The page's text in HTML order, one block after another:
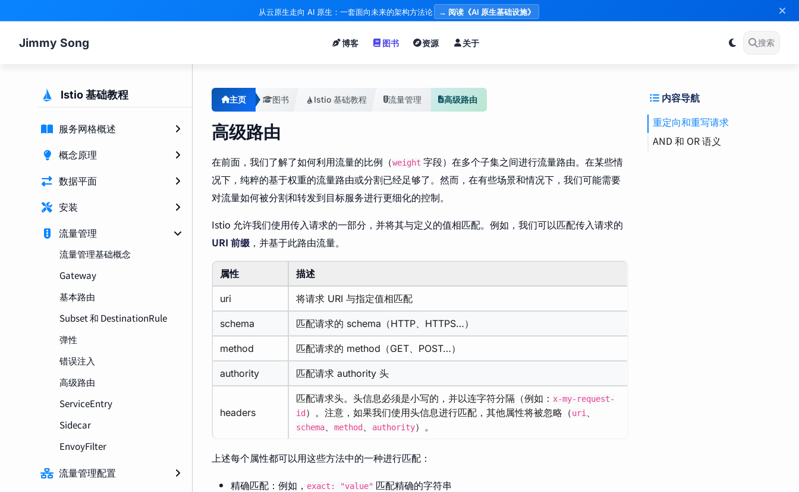
从云原生走向 AI 原生：一套面向未来的架构方法论 → 阅读《AI 原生基础设施》
Jimmy Song 博客 图书 资源 关于 搜索
Istio 基础教程
服务网格概述
概念原理
数据平面
安装
流量管理
流量管理基础概念
Gateway
基本路由
Subset 和 DestinationRule
弹性
错误注入
高级路由
ServiceEntry
Sidecar
EnvoyFilter
流量管理配置
主页 图书 Istio 基础教程 流量管理 高级路由
高级路由
在前面，我们了解了如何利用流量的比例（weight 字段）在多个子集之间进行流量路由。在某些情
况下，纯粹的基于权重的流量路由或分割已经足够了。然而，在有些场景和情况下，我们可能需要
对流量如何被分割和转发到目标服务进行更细化的控制。
Istio 允许我们使用传入请求的一部分，并将其与定义的值相匹配。例如，我们可以匹配传入请求的
URI 前缀 ，并基于此路由流量。
属性 描述
uri 将请求 URI 与指定值相匹配
schema 匹配请求的 schema（HTTP、HTTPS…）
method 匹配请求的 method（GET、POST…）
authority 匹配请求 authority 头
headers
匹配请求头。头信息必须是小写的，并以连字符分隔（例如： x-my-request-
id ）。注意，如果我们使用头信息进行匹配，其他属性将被忽略（uri 、
schema、 method 、 authority）。
上述每个属性都可以用这些方法中的一种进行匹配：
精确匹配：例如， exact: "value" 匹配精确的字符串
内容导航
重定向和重写请求
AND 和 OR 语义